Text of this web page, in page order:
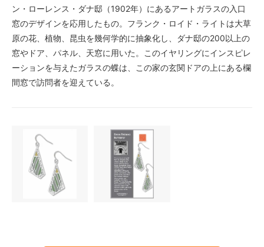
ン・ローレンス・ダナ邸（1902年）にあるアートガラスの入口
窓のデザインを応用したもの。フランク・ロイド・ライトは大草
原の花、植物、昆虫を幾何学的に抽象化し、ダナ邸の200以上の
窓やドア、パネル、天窓に用いた。このイヤリングにインスピレ
ーションを与えたガラスの蝶は、この家の玄関ドアの上にある欄
間窓で訪問者を迎えている。